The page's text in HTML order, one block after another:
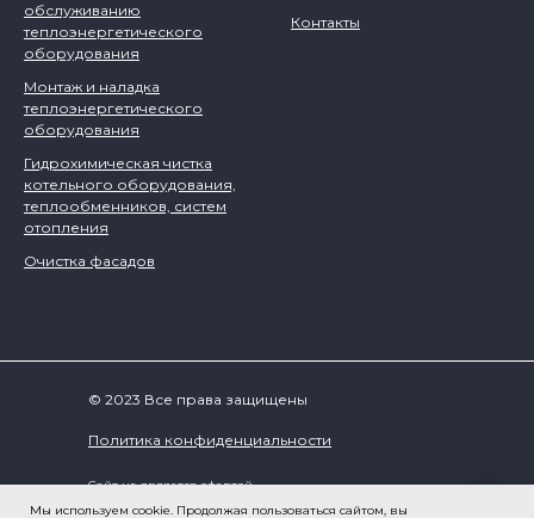
обслуживанию
теплоэнергетического
оборудования
Монтаж и наладка
теплоэнергетического
оборудования
Гидрохимическая чистка
котельного оборудования,
теплообменников, систем
отопления
Очистка фасадов
Контакты
© 2023 Все права защищены
Сайт не является офертой.
Актуальные цены и наличие товаров уточняйте по
Политика конфиденциальности
Мы используем cookie. Продолжая пользоваться сайтом, вы